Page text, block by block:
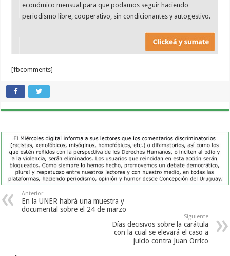
económico mensual para que podamos seguir haciendo
periodismo libre, cooperativo, sin condicionantes y autogestivo.
[fbcomments]
Anterior
En la UNER habrá una muestra y
documental sobre el 24 de marzo
Siguiente
Días decisivos sobre la carátula
con la cual se elevará el caso a
juicio contra Juan Orrico